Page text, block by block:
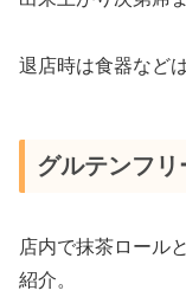
退店時は食器など
グルテンフ
店内で抹茶ロール
紹介。